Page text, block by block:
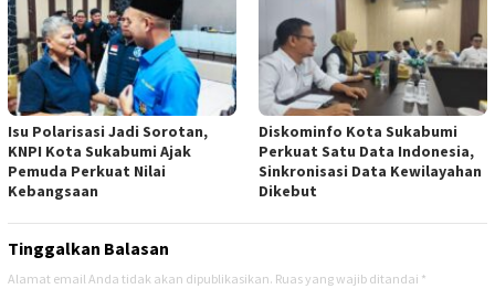
Isu Polarisasi Jadi Sorotan,
KNPI Kota Sukabumi Ajak
Pemuda Perkuat Nilai
Kebangsaan
Diskominfo Kota Sukabumi
Perkuat Satu Data Indonesia,
Sinkronisasi Data Kewilayahan
Dikebut
Tinggalkan Balasan
Alamat email Anda tidak akan dipublikasikan. Ruas yang wajib ditandai *